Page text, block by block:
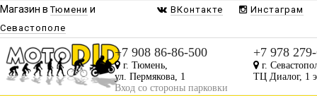
Магазин вТюмени и
Севастополе
ВКонтакте Инстаграм
+7 908 86-86-500
г. Тюмень,
ул. Пермякова, 1
Вход со стороны парковки
+7 978
г.
ТЦ Диалог, 1